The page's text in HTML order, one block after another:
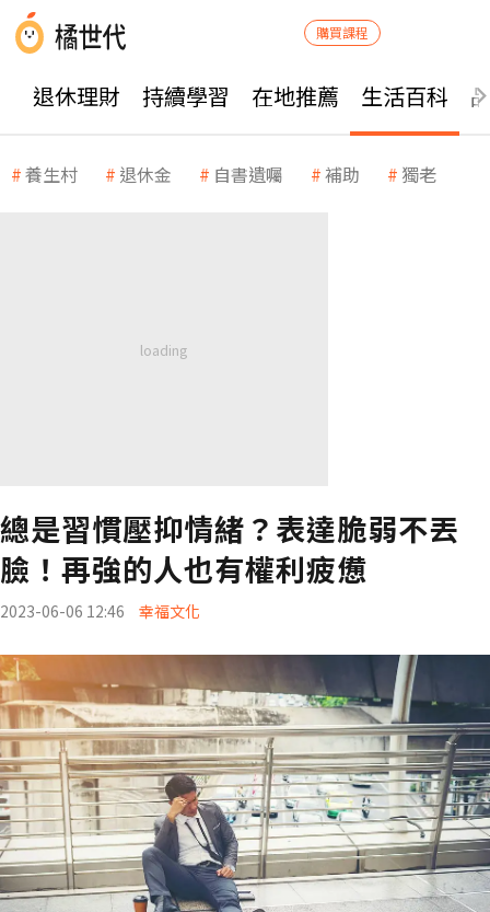
購買課程
退休理財 持續學習 在地推薦 生活百科
養生村 退休金 自書遺囑 補助 獨老
總是習慣壓抑情緒？表達脆弱不丟
臉！再強的人也有權利疲憊
2023-06-06 12:46 幸福文化